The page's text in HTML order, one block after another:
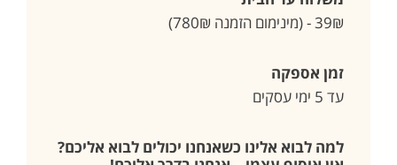
39₪ - (מינימום הזמנה 780₪)
זמן אספקה
עד 5 ימי עסקים
למה לבוא אלינו כשאנחנו יכולים לבוא אליכם?